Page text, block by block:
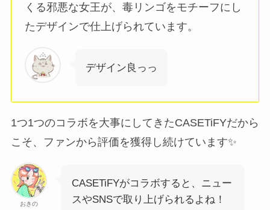
くる邪悪な女王が、毒リンゴをモチーフにし
たデザインで仕上げられています。
デザイン良っっ
1つ1つのコラボを大事にしてきたCASETiFYだから
こそ、ファンから評価を獲得し続けています✨
おきの
CASETiFYがコラボすると、ニュー
スやSNSで取り上げられるよね！